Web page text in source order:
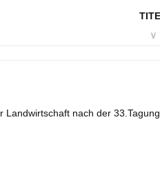
∨
Landwirtschaft nach der